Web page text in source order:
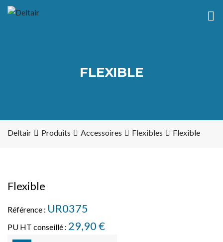
FLEXIBLE
Deltair Produits Accessoires Flexibles Flexible
Flexible
Référence : UR0375
PU HT conseillé : 29,90 €